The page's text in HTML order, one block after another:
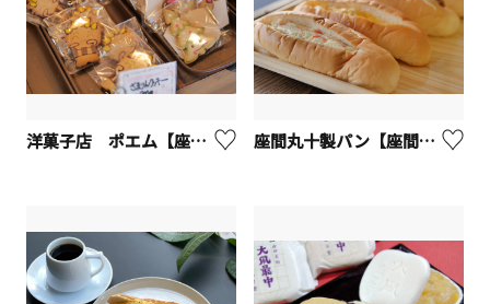
洋菓子店 ポエム【座間市】 座間丸十製パン【座間市】